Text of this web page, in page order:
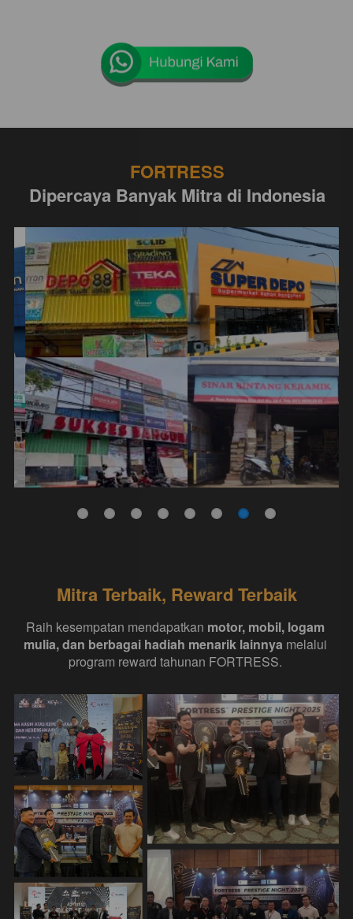
FORTRESS
Dipercaya Banyak Mitra di Indonesia
Mitra Terbaik, Reward Terbaik
Raih kesempatan mendapatkan motor, mobil, logam
mulia, dan berbagai hadiah menarik lainnya melalui
program reward tahunan FORTRESS.